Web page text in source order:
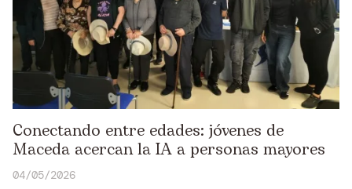
Conectando entre edades: jóvenes de
Maceda acercan la IA a personas mayores
04/05/2026